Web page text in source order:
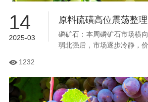
14
2025-03
原料硫磺高位震荡整
出口待政策指引（
磷矿石：本周磷矿石市场横
弱北强后，市场逐步冷静，
略显一般，磷铵企业待发订
稳定。...
1232